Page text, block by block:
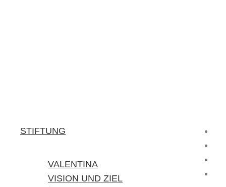
STIFTUNG
VALENTINA
VISION UND ZIEL